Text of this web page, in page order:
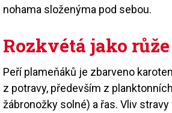
nohama složenýma pod sebou.
Rozkvétá jako růže
Peří plameňáků je zbarveno
z potravy, především z
žábronožky solné) a řas. Vliv